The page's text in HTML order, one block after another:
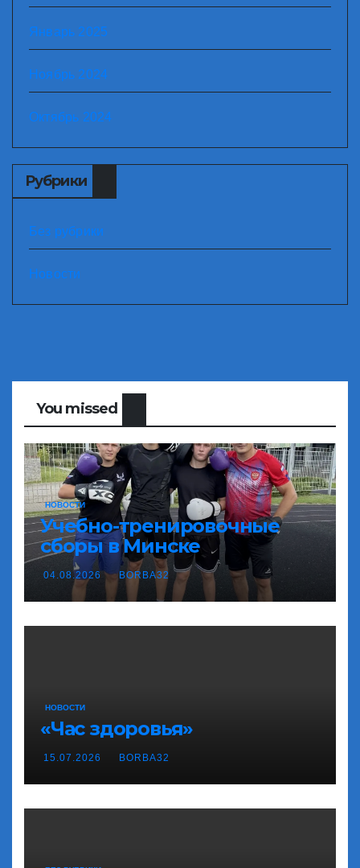
Январь 2025
Ноябрь 2024
Октябрь 2024
Рубрики
Без рубрики
Новости
You missed
НОВОСТИ
Учебно-тренировочные
сборы в Минске
04.08.2026 BORBA32
НОВОСТИ
«Час здоровья»
15.07.2026 BORBA32